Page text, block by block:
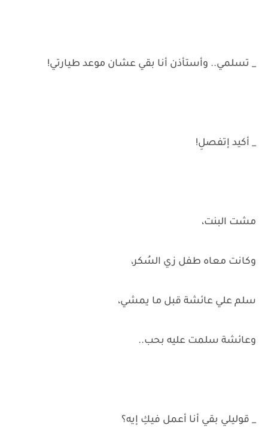
_ تسلمي.. وأستأذن أنا بقي عشان موعد طيارتي!
_ أكيد إتفصلِ!
مشت البنت،
وكانت معاه طفل زي السُكر،
سلم علي عائشة قبل ما يمشي،
وعائشة سلمت عليه بحب..
_ قوليلي بقي أنا أعمل فيكِ إيه؟